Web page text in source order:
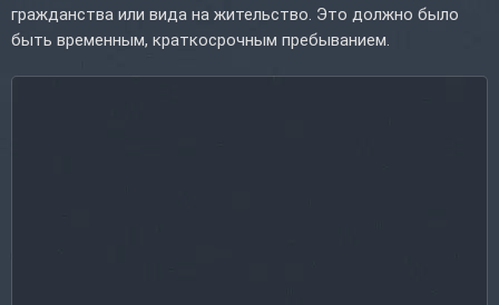
гражданства или вида на жительство. Это должно было
быть временным, краткосрочным пребыванием.